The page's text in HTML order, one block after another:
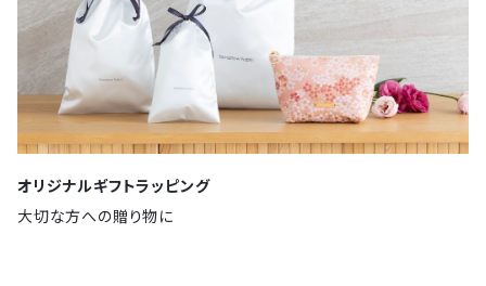
オリジナルギフトラッピング
大切な方への贈り物に